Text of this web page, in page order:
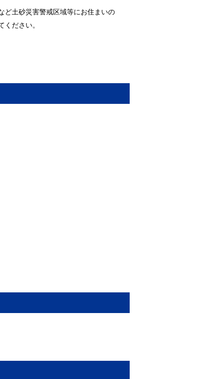
ど土砂災害警戒区域等にお住まいの
ださい。